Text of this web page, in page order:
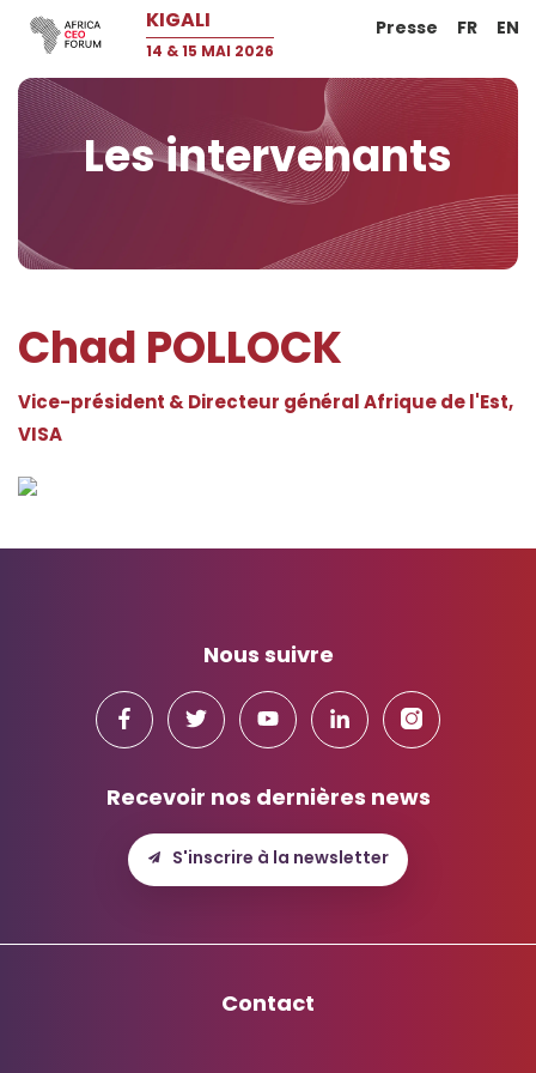
KIGALI
14 & 15 MAI 2026
Presse FR EN
Les intervenants
Chad POLLOCK
Vice-président & Directeur général Afrique de l'Est,
VISA
Nous suivre
Recevoir nos dernières news
S'inscrire à la newsletter
Contact